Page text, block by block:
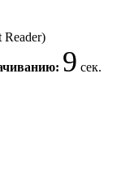
Reader)
8 сек.